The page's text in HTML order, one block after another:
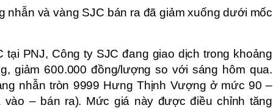
nhẫn và vàng SJC bán ra đã giảm xuống dưới mốc
tại PNJ, Công ty SJC đang giao dịch trong khoảng
giảm 600.000 đồng/lượng so với sáng hôm qua.
nhẫn tròn 9999 Hưng Thịnh Vượng ở mức 90 –
vào – bán ra). Mức giá này được điều chỉnh tăng